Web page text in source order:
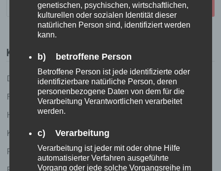
KATEGORIEN
Dies und Das
Fundstücke
Held(inn)en des Tages
Küchenlatein
Redhead running (und andere sportliche Ambitionen
genetischen, psychischen, wirtschaftlichen,
kulturellen oder sozialen Identität dieser
natürlichen Person sind, identifiziert werden
kann.
b) betroffene Person
Betroffene Person ist jede identifizierte oder
identifizierbare natürliche Person, deren
personenbezogene Daten von dem für die
Verarbeitung Verantwortlichen verarbeitet
werden.
c) Verarbeitung
Verarbeitung ist jeder mit oder ohne Hilfe
automatisierter Verfahren ausgeführte
Vorgang oder jede solche Vorgangsreihe im